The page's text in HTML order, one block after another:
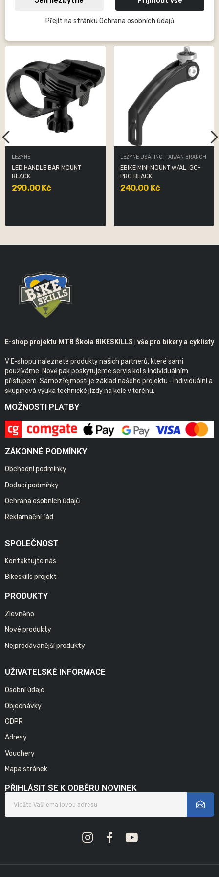
LEZYNE
LED HANDLE BAR MOUNT
BLACK
290,00 Kč
LEZYNE USA, INC. TAIWAN BRANCH
EBIKE MINI MOUNT w/AL. GO-
PRO BLACK
240,00 Kč
E-shop projektu MTB Škola BIKESKILLS | vše pro bikery a cyklisty
V E-shopu naleznete produkty našich partnerů, které sami
používáme. Nově pak poskytujeme servis kol s individuálním
přístupem. Samozřejmostí je základ našeho projektu - individuální a
skupinová výuka technické jízdy na kole v terénu.
MOŽNOSTI PLATBY
ZÁKONNÉ PODMÍNKY
Obchodní podmínky
Dodací podmínky
Ochrana osobních údajů
Reklamační řád
SPOLEČNOST
Kontaktujte nás
Bikeskills projekt
PRODUKTY
Zlevněno
Nové produkty
Nejprodávanější produkty
UŽIVATELSKÉ INFORMACE
Osobní údaje
Objednávky
GDPR
Adresy
Vouchery
Mapa stránek
PŘIHLÁSIT SE K ODBĚRU NOVINEK
Přejít na stránku Ochrana osobních údajů